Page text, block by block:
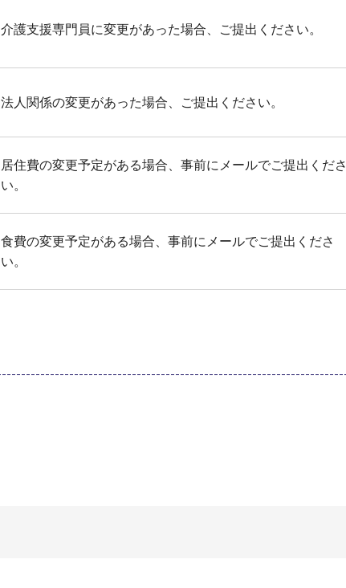
介護支援専門員に変更があった場合、ご提出ください。
法人関係の変更があった場合、ご提出ください。
居住費の変更予定がある場合、事前にメールでご提出くださ
い。
食費の変更予定がある場合、事前にメールでご提出くださ
い。